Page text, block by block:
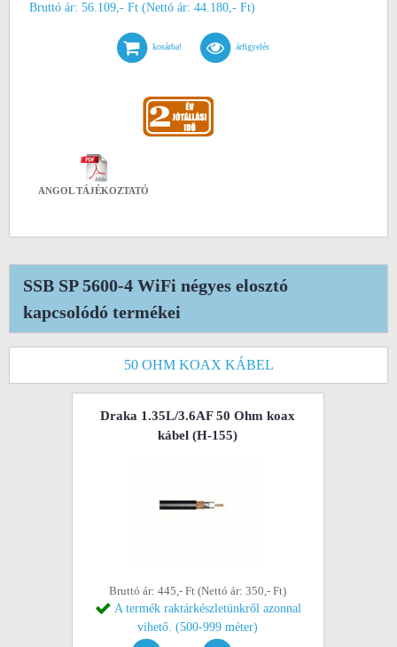
Bruttó ár: 56.109,- Ft (Nettó ár: 44.180,- Ft)
kosárba! árfigyelés
ANGOL TÁJÉKOZTATÓ
SSB SP 5600-4 WiFi négyes elosztó
kapcsolódó termékei
50 OHM KOAX KÁBEL
Draka 1.35L/3.6AF 50 Ohm koax
kábel (H-155)
Bruttó ár: 445,- Ft (Nettó ár: 350,- Ft)
A termék raktárkészletünkről azonnal
vihető. (500-999 méter)